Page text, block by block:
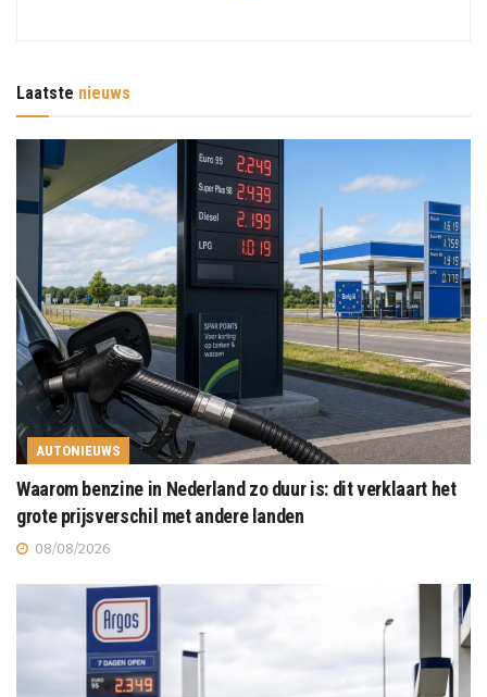
Laatste nieuws
AUTONIEUWS
Waarom benzine in Nederland zo duur is: dit verklaart het
grote prijsverschil met andere landen
08/08/2026